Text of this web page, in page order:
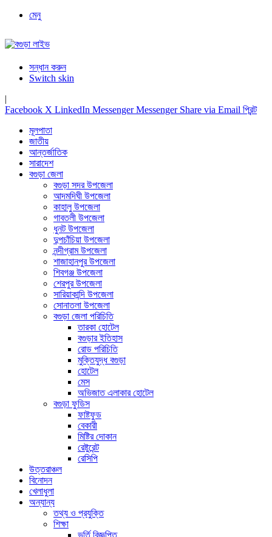
মেনু
সন্ধান করুন
Switch skin
|
Facebook X LinkedIn Messenger Messenger Share via Email প্রিন্ট
মূলপাতা
জাতীয়
আন্তর্জাতিক
সারাদেশ
বগুড়া জেলা
বগুড়া সদর উপজেলা
আদমদিঘী উপজেলা
কাহালু উপজেলা
গাবতলী উপজেলা
ধুনট উপজেলা
দুপচাঁচিয়া উপজেলা
নন্দীগ্রাম উপজেলা
শাজাহানপুর উপজেলা
শিবগঞ্জ উপজেলা
শেরপুর উপজেলা
সারিয়াকান্দি উপজেলা
সোনাতলা উপজেলা
বগুড়া জেলা পরিচিতি
তারকা হোটেল
বগুড়ার ইতিহাস
রোড পরিচিতি
মুক্তিযুদ্ধ বগুড়া
হোটেল
মেস
অভিজাত এলাকার হোটেল
বগুড়া ফুডিস
ফাষ্টফুড
বেকারী
মিষ্টির দোকান
রেষ্টুরেন্ট
রেসিপি
উত্তরাঞ্চল
বিনোদন
খেলাধুলা
অন্যান্য
তথ্য ও প্রযুক্তি
শিক্ষা
ভর্তি বিজ্ঞপ্তি